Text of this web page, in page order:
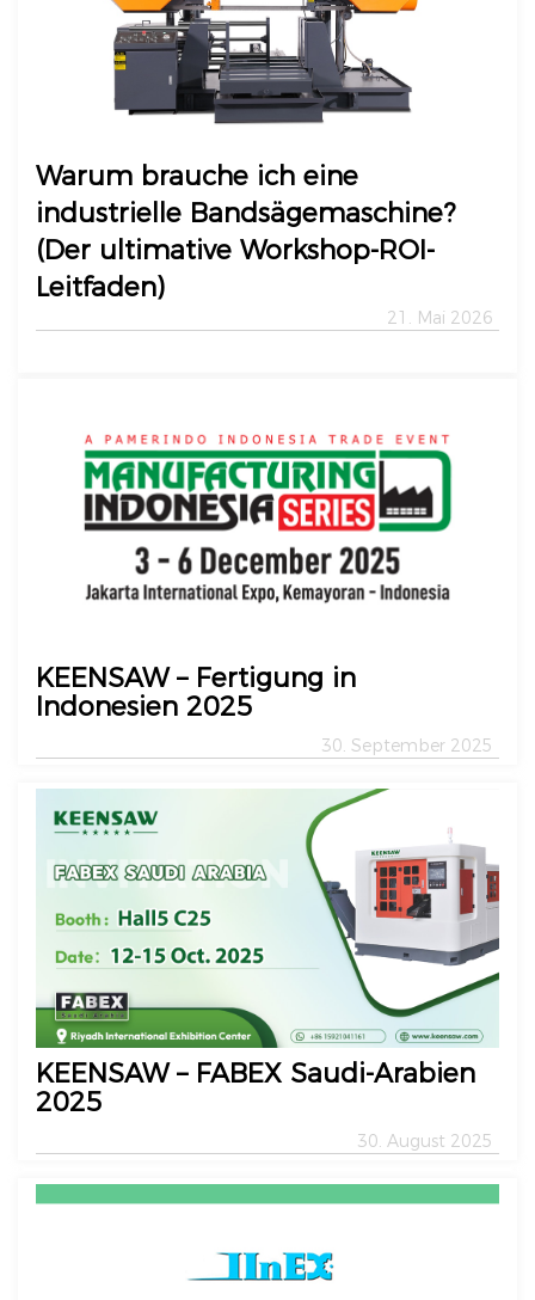
Warum brauche ich eine
industrielle Bandsägemaschine?
(Der ultimative Workshop-ROI-
Leitfaden)
21. Mai 2026
KEENSAW – Fertigung in
Indonesien 2025
30. September 2025
KEENSAW – FABEX Saudi-Arabien
2025
30. August 2025